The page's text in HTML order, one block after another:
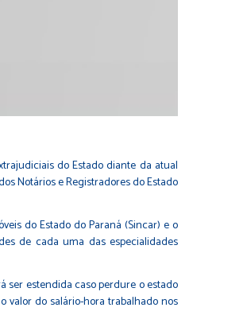
do Estado diante da atual
Notários e Registradores do Estado
do Estado do Paraná (Sincar) e o
de cada uma das especialidades
ser estendida caso perdure o estado
valor do salário-hora trabalhado nos